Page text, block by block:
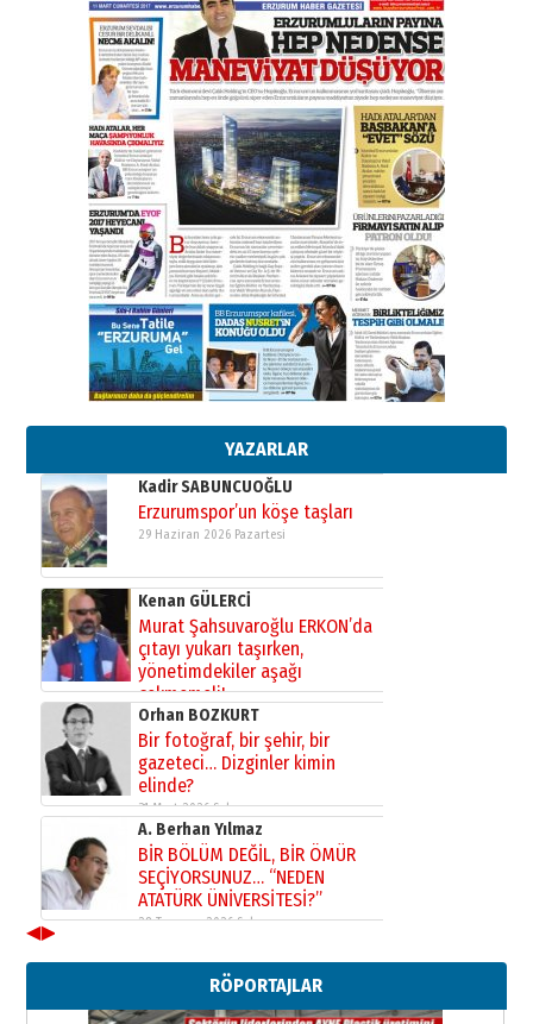
YAZARLAR
31 Mart 2026 Salı
A. Berhan Yılmaz
BİR BÖLÜM DEĞİL, BİR ÖMÜR
SEÇİYORSUNUZ… “NEDEN
ATATÜRK ÜNİVERSİTESİ?”
28 Temmuz 2026 Salı
Ahmet Gökhan YAZICI
Ahmed Yesevi’den bir Alperen…
”Reisimiz” idi… Hakka yürüdü.!
26 Mart 2026 Perşembe
Cem Bakırcı
Ardında bıraktığı hatıralarıyla
gönül adamı Faruk Terzioğlu!
13 Mayıs 2026 Çarşamba
Esat BİNDESEN
Başkan Sekmen’den Erzurum’a
bir vizyon proje daha!
02 Ağustos 2026 Pazar
Kadir SABUNCUOĞLU
Erzurumspor’un köşe taşları
29 Haziran 2026 Pazartesi
Kenan GÜLERCİ
Murat Şahsuvaroğlu ERKON’da
çıtayı yukarı taşırken,
yönetimdekiler aşağı
çekmemeli!
17 Şubat 2026 SalıOrhan BOZKURT
Bir fotoğraf, bir şehir, bir
gazeteci… Dizginler kimin
elinde?
31 Mart 2026 Salı
A. Berhan Yılmaz
BİR BÖLÜM DEĞİL, BİR ÖMÜR
SEÇİYORSUNUZ… “NEDEN
ATATÜRK ÜNİVERSİTESİ?”
28 Temmuz 2026 Salı
Ahmed Yesevi’den bir Alperen…
”Reisimiz” idi… Hakka yürüdü.!
26 Mart 2026 Perşembe
◀▶
RÖPORTAJLAR